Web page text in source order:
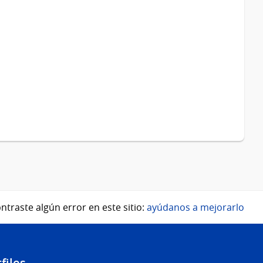
algún error en este sitio: ayúdanos a mejorarlo